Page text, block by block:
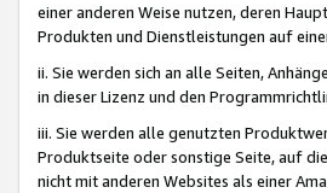
einer anderen Weise nutzen, deren
Produkten und Dienstleistungen auf
ii. Sie werden sich an alle Seiten,
in dieser Lizenz und den
iii. Sie werden alle genutzten
Produktseite oder sonstige Seite, auf
nicht mit anderen Websites als einer